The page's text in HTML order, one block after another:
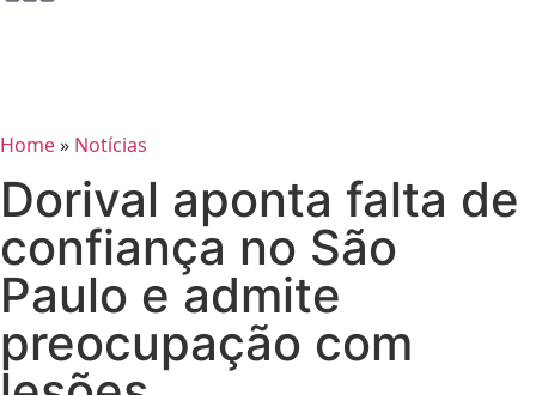
Home» Notícias
Dorival aponta falta de
confiança no São
Paulo e admite
preocupação com